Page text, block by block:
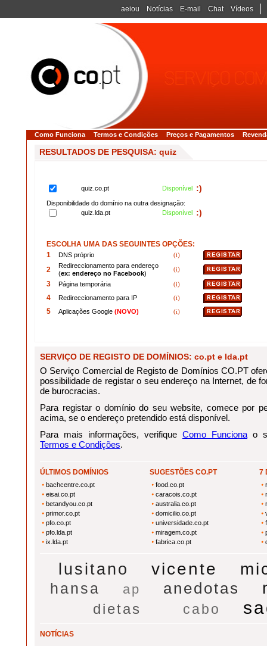
aeiou Notícias E-mail Chat Vídeos
Como Funciona Termos e Condições Preços e Pagamentos
RESULTADOS DE PESQUISA: quiz
quiz.co.pt Disponível :)
Disponibilidade do domínio na outra designação:
quiz.lda.pt
Disponível :)
ESCOLHA UMA DAS SEGUINTES OPÇÕES:
1
DNS próprio (i)
2
Redireccionamento para endereço
(ex: endereço no Facebook)
(i)
3 Página temporária (i)
4 Redireccionamento para IP (i)
5 Aplicações Google (NOVO) (i)
SERVIÇO DE REGISTO DE DOMÍNIOS: co.pt e lda.pt
O Serviço Comercial de Registo de Domínios CO.PT
possibilidade de registar o seu endereço na Internet, de
de burocracias.
Para registar o domínio do seu website, comece por
acima, se o endereço pretendido está disponível.
Para mais informações, verifique Como Funciona o
Termos e Condições.
ÚLTIMOS DOMÍNIOS
bachcentre.co.pt
eisai.co.pt
betandyou.co.pt
primor.co.pt
pfo.co.pt
pfo.lda.pt
ix.lda.pt
SUGESTÕES CO.PT
food.co.pt
caracois.co.pt
australia.co.pt
domicilio.co.pt
universidade.co.pt
miragem.co.pt
fabrica.co.pt
7
lusitano vicente
hansa ap anedotas
dietas cabo
NOTÍCIAS